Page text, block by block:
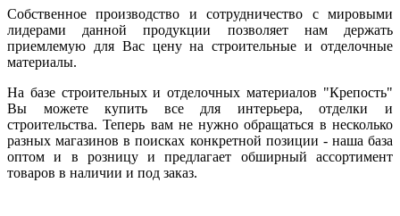
Собственное производство и сотрудничество с мировыми
лидерами данной продукции позволяет нам держать
приемлемую для Вас цену на строительные и отделочные
материалы.
На базе строительных и отделочных материалов "Крепость"
Вы можете купить все для интерьера, отделки и
строительства. Теперь вам не нужно обращаться в несколько
разных магазинов в поисках конкретной позиции - наша база
оптом и в розницу и предлагает обширный ассортимент
товаров в наличии и под заказ.